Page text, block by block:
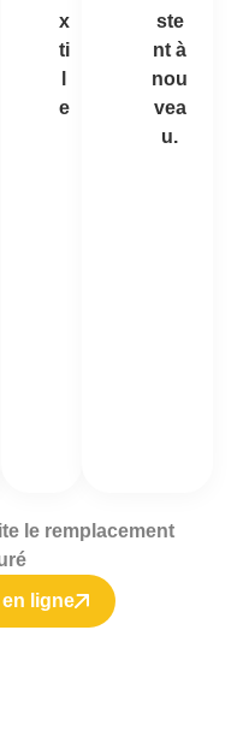
x
ti
e
ste
nt à
nou
vea
u.
le remplacement
ligne